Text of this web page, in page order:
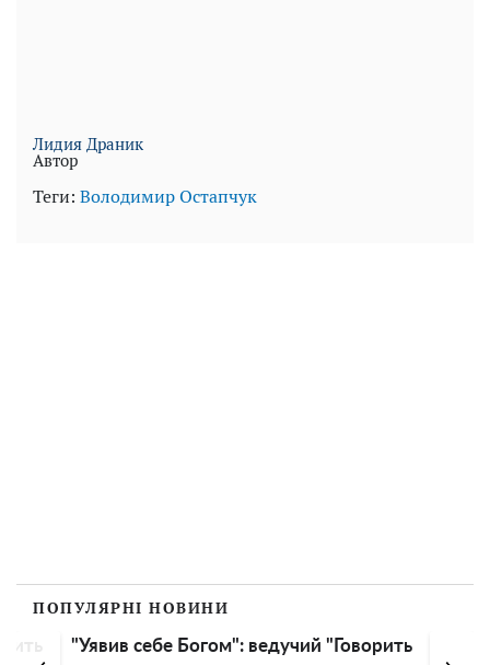
Лидия Драник
Автор
Теги: Володимир Остапчук
ПОПУЛЯРНІ НОВИНИ
"Уявив себе Богом": ведучий "Говорить